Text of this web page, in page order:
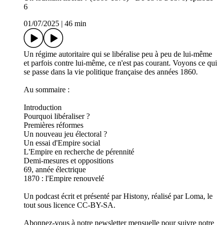
6
01/07/2025
46 min
Un régime autoritaire qui se libéralise peu à peu de lui-même
et parfois contre lui-même, ce n'est pas courant. Voyons ce qui
se passe dans la vie politique française des années 1860.
Au sommaire :
Introduction
Pourquoi libéraliser ?
Premières réformes
Un nouveau jeu électoral ?
Un essai d'Empire social
L'Empire en recherche de pérennité
Demi-mesures et oppositions
69, année électrique
1870 : l'Empire renouvelé
Un podcast écrit et présenté par Histony, réalisé par Loma, le
tout sous licence CC-BY-SA.
Abonnez-vous à notre newsletter mensuelle pour suivre notre